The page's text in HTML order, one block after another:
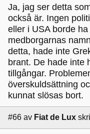
Ja, jag ser detta
också är. Ingen
eller i USA borde
medborgarnas
detta, hade inte
brant. De hade inte
tillgångar.
överskuldsättning
kunnat slösas bort.
#66 av Fiat de Lux